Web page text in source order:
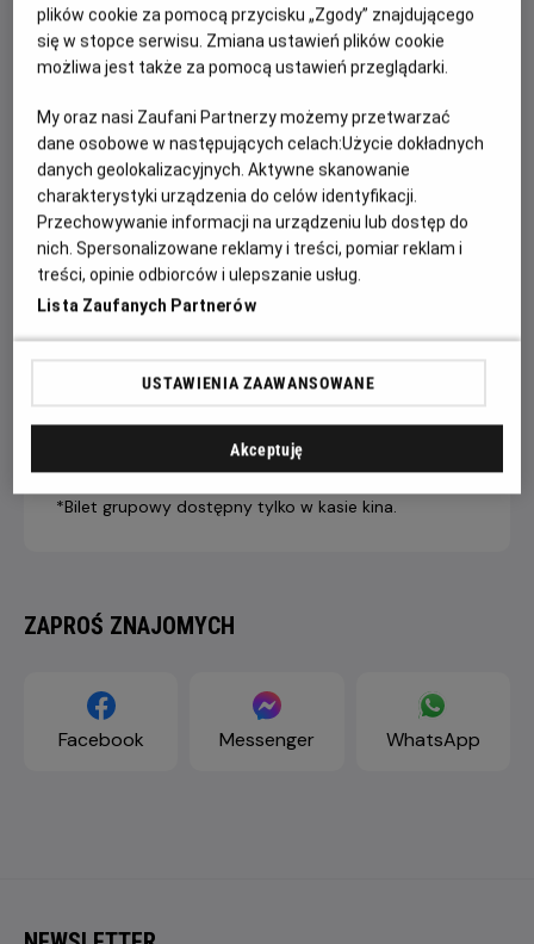
Najlepsze mecze wymagają najlepszej oprawy dlatego
obejrzyj ten pojedynek na wielkim kinowym ekranie,
CENNIK
7 dni +
do seansu
4-6 dni
LIVE STREAM
PREMIUM
43,90 ZŁ 46,90 ZŁ 49,90 ZŁ
*Bilet grupowy dostępny tylko w kasie kina.
ZAPROŚ ZNAJOMYCH
Facebook Messenger WhatsApp
plików cookie za pomocą przycisku „Zgody” znajdującego
się w stopce serwisu. Zmiana ustawień plików cookie
możliwa jest także za pomocą ustawień przeglądarki.
My oraz nasi Zaufani Partnerzy możemy przetwarzać
dane osobowe w następujących celach:Użycie dokładnych
danych geolokalizacyjnych. Aktywne skanowanie
charakterystyki urządzenia do celów identyfikacji.
Przechowywanie informacji na urządzeniu lub dostęp do
nich. Spersonalizowane reklamy i treści, pomiar reklam i
treści, opinie odbiorców i ulepszanie usług.
Lista Zaufanych Partnerów
USTAWIENIA ZAAWANSOWANE
Akceptuję